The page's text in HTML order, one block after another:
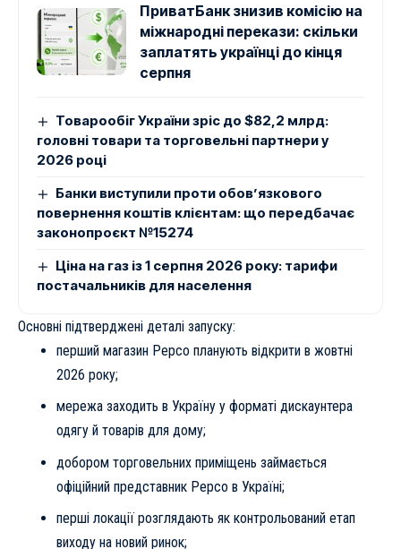
ПриватБанк знизив комісію на
міжнародні перекази: скільки
заплатять українці до кінця
серпня
Товарообіг України зріс до $82,2 млрд:
головні товари та торговельні партнери у
2026 році
Банки виступили проти обов’язкового
повернення коштів клієнтам: що передбачає
законопроєкт №15274
Ціна на газ із 1 серпня 2026 року: тарифи
постачальників для населення
Основні підтверджені деталі запуску:
перший магазин Pepco планують відкрити в жовтні
2026 року;
мережа заходить в Україну у форматі дискаунтера
одягу й товарів для дому;
добором торговельних приміщень займається
офіційний представник Pepco в Україні;
перші локації розглядають як контрольований етап
виходу на новий ринок;